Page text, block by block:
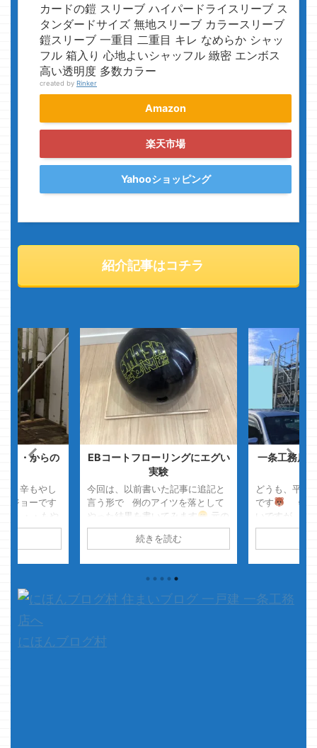
カードの鎧 スリーブ ハイパードライスリーブ ス
タンダードサイズ 無地スリーブ カラースリーブ
鎧スリーブ 一重目 二重目 キレ なめらか シャッ
フル 箱入り 心地よいシャッフル 緻密 エンボス
高い透明度 多数カラー
created by Rinker
Amazon
楽天市場
Yahooショッピング
紹介記事はコチラ
・・からの
リ辛もやし
ジョーです
・・・もや
少し味が変
・・・と枕
グを読 ...
EBコートフローリングにエグい
実験
今回は、以前書いた記事に追記と
言う形で 例のアイツを落として
やった結果を書いてみます
元の
記事自体は、まだ建築中のヤツや
↓ここから元の記事 ど
きてアッサリ心がへし折れるクマ
ノジョーです
ほんとにさ
ぇ
続きを読む
一条工務店
どうも、平成
です
特に
いですが、最
てみました・
は、まだ随分
にほんブログ村